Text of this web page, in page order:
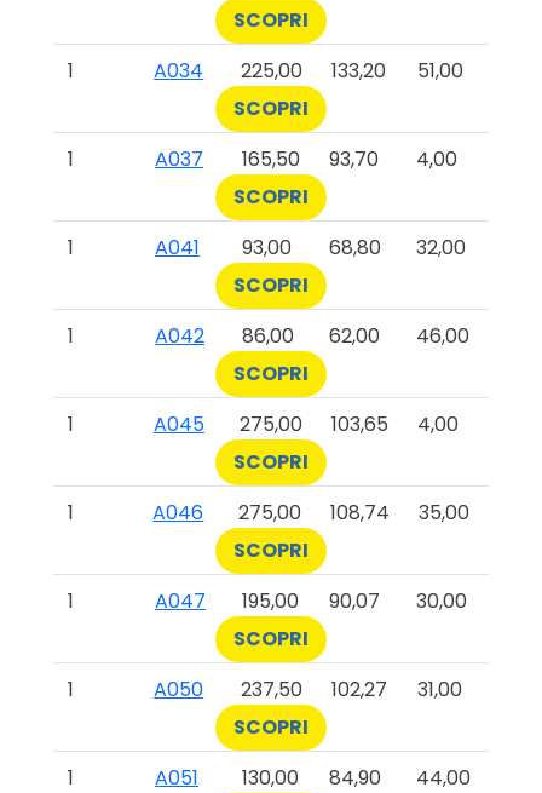
SCOPRI
1
A034 225,00 133,20
51,00
SCOPRI
1
A037 165,50 93,70
4,00
SCOPRI
1
A041 93,00 68,80
32,00
SCOPRI
1
A042 86,00 62,00
46,00
SCOPRI
1
A045 275,00 103,65
4,00
SCOPRI
1
A046 275,00 108,74
35,00
SCOPRI
1
A047 195,00 90,07
30,00
SCOPRI
1
A050 237,50 102,27
31,00
SCOPRI
1
A051 130,00 84,90
44,00